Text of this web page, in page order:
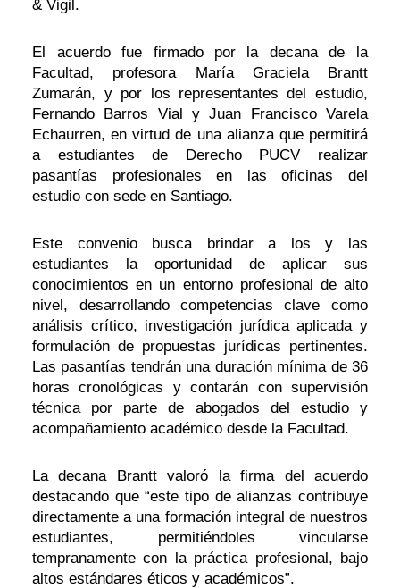
& Vigil.
El acuerdo fue firmado por la decana de la
Facultad, profesora María Graciela Brantt
Zumarán, y por los representantes del estudio,
Fernando Barros Vial y Juan Francisco Varela
Echaurren, en virtud de una alianza que permitirá
a estudiantes de Derecho PUCV realizar
pasantías profesionales en las oficinas del
estudio con sede en Santiago.
Este convenio busca brindar a los y las
estudiantes la oportunidad de aplicar sus
conocimientos en un entorno profesional de alto
nivel, desarrollando competencias clave como
análisis crítico, investigación jurídica aplicada y
formulación de propuestas jurídicas pertinentes.
Las pasantías tendrán una duración mínima de 36
horas cronológicas y contarán con supervisión
técnica por parte de abogados del estudio y
acompañamiento académico desde la Facultad.
La decana Brantt valoró la firma del acuerdo
destacando que “este tipo de alianzas contribuye
directamente a una formación integral de nuestros
estudiantes, permitiéndoles vincularse
tempranamente con la práctica profesional, bajo
altos estándares éticos y académicos”.